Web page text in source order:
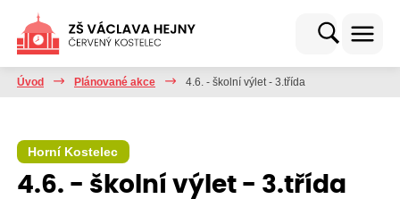
Úvod Plánované akce 4.6. - školní výlet - 3.třída
Horní Kostelec
4.6. - školní výlet - 3.třída